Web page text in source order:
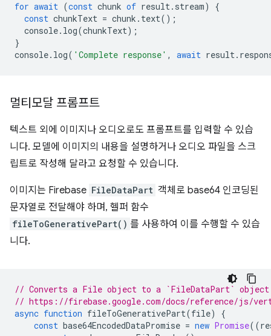
for await (const chunk of result. stream)
{
const chunkText = chunk . text();
console. log(chunkText);
}
console. log( 'Complete response' , await result.
멀티모달 프롬프트
텍스트 외에 이미지나 오디오로도 프롬프트를 입력할 수 있습
니다. 모델에 이미지의 내용을 설명하거나 오디오 파일을 스크
립트로 작성해 달라고 요청할 수 있습니다.
이미지는 Firebase FileDataPart 객체로 base64 인코딩된
문자열로 전달해야 하며, 헬퍼 함수
fileToGenerativePart() 를 사용하여 이를 수행할 수 있습
니다.
// Converts a File object to a `FileDataPart`
// https://firebase.google.com/docs/reference/js/
async function fileToGenerativePart(file)
{
const base64EncodedDataPromise = new Promise((